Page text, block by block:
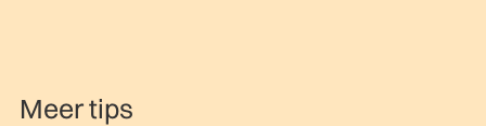
Meer tips